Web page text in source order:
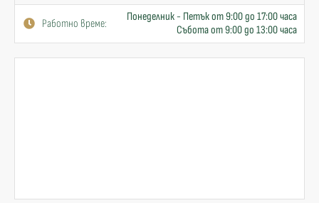
Работно време:
Понеделник - Петък от 9:00 до 17:00 часа
Събота от 9:00 до 13:00 часа